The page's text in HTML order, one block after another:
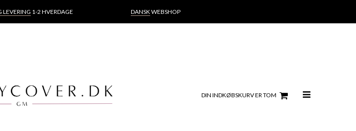
LEVERING 1-2 HVERDAGE DANSKWEBSHOP
DIN INDKØBSKURV ER TOM